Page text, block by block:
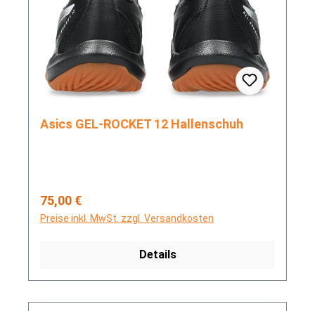
Asics GEL-ROCKET 12 Hallenschuh
Regulärer Preis:
75,00 €
Preise inkl. MwSt. zzgl. Versandkosten
Details